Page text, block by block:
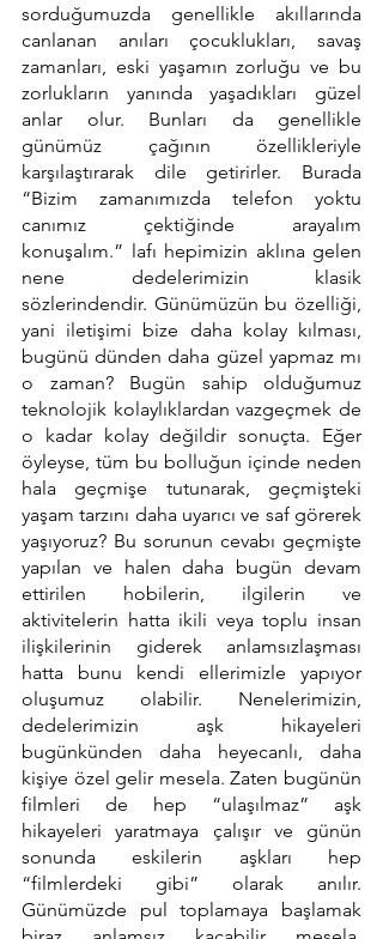
sorduğumuzda genellikle akıllarında
canlanan anıları çocuklukları, savaş
zamanları, eski yaşamın zorluğu ve bu
zorlukların yanında yaşadıkları güzel
anlar olur. Bunları da genellikle
günümüz çağının özellikleriyle
karşılaştırarak dile getirirler. Burada
“Bizim zamanımızda telefon yoktu
canımız çektiğinde arayalım
konuşalım.” lafı hepimizin aklına gelen
nene dedelerimizin klasik
sözlerindendir. Günümüzün bu özelliği,
yani iletişimi bize daha kolay kılması,
bugünü dünden daha güzel yapmaz mı
o zaman? Bugün sahip olduğumuz
teknolojik kolaylıklardan vazgeçmek de
o kadar kolay değildir sonuçta. Eğer
öyleyse, tüm bu bolluğun içinde neden
hala geçmişe tutunarak, geçmişteki
yaşam tarzını daha uyarıcı ve saf görerek
yaşıyoruz? Bu sorunun cevabı geçmişte
yapılan ve halen daha bugün devam
ettirilen hobilerin, ilgilerin ve
aktivitelerin hatta ikili veya toplu insan
ilişkilerinin giderek anlamsızlaşması
hatta bunu kendi ellerimizle yapıyor
oluşumuz olabilir. Nenelerimizin,
dedelerimizin aşk hikayeleri
bugünkünden daha heyecanlı, daha
kişiye özel gelir mesela. Zaten bugünün
filmleri de hep “ulaşılmaz” aşk
hikayeleri yaratmaya çalışır ve günün
sonunda eskilerin aşkları hep
“filmlerdeki gibi” olarak anılır.
Günümüzde pul toplamaya başlamak